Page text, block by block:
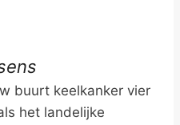
buurt keelkanker vier
het landelijke